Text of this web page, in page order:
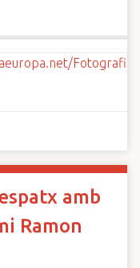
amb
Ramon